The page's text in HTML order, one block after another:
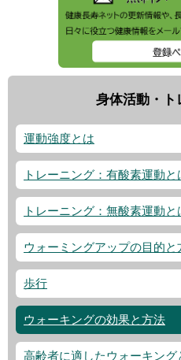
身体活動・ト
運動強度とは
トレーニング：有酸素運動と
トレーニング：無酸素運動と
ウォーミングアップの目的と
歩行
ウォーキングの効果と方法
高齢者に適したウォーキング